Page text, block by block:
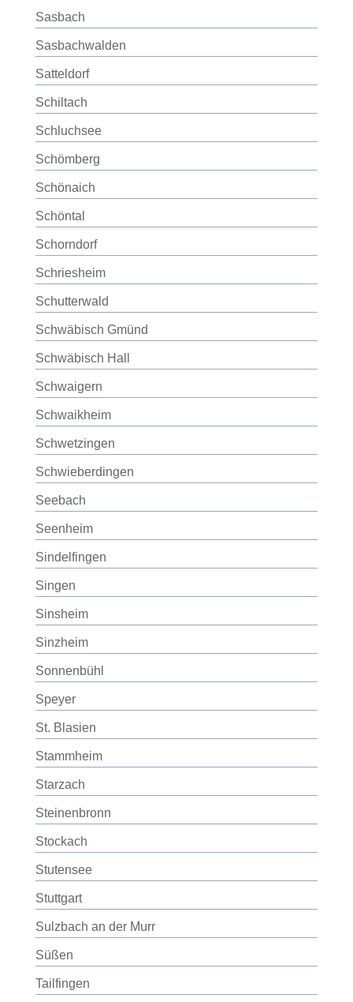
Sasbach
Sasbachwalden
Satteldorf
Schiltach
Schluchsee
Schömberg
Schönaich
Schöntal
Schorndorf
Schriesheim
Schutterwald
Schwäbisch Gmünd
Schwäbisch Hall
Schwaigern
Schwaikheim
Schwetzingen
Schwieberdingen
Seebach
Seenheim
Sindelfingen
Singen
Sinsheim
Sinzheim
Sonnenbühl
Speyer
St. Blasien
Stammheim
Starzach
Steinenbronn
Stockach
Stutensee
Stuttgart
Sulzbach an der Murr
Süßen
Tailfingen